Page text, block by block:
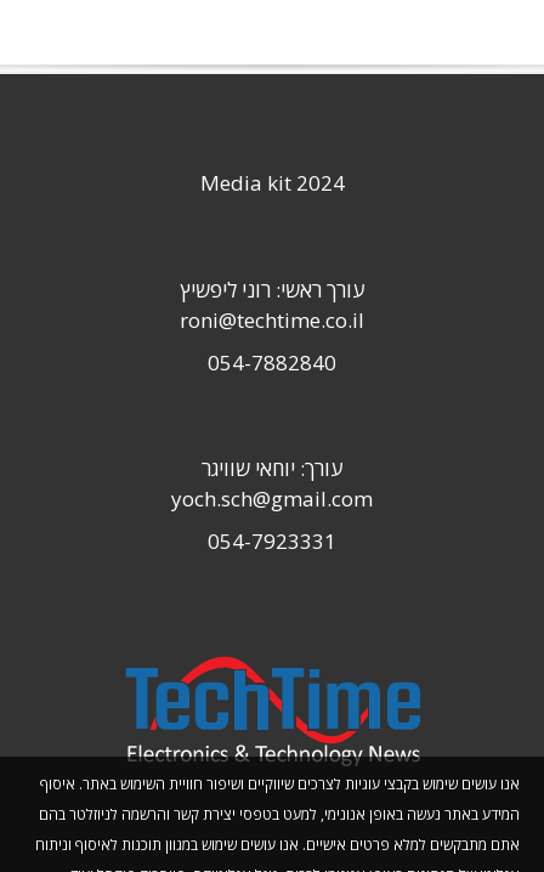
אנו עושים שימוש בקבצי עוגיות לצרכים שיווקיים ושיפור חוויית השימוש באתר. איסוף
המידע באתר נעשה באופן אנונימי, למעט בטפסי יצירת קשר והרשמה לניוזלטר בהם
אתם מתבקשים למלא פרטים אישיים. אנו עושים שימוש במגוון תוכנות לאיסוף וניתוח
Media kit 2024
עורך ראשי: רוני ליפשיץ
roni@techtime.co.il
054-7882840
עורך: יוחאי שוויגר
yoch.sch@gmail.com
054-7923331